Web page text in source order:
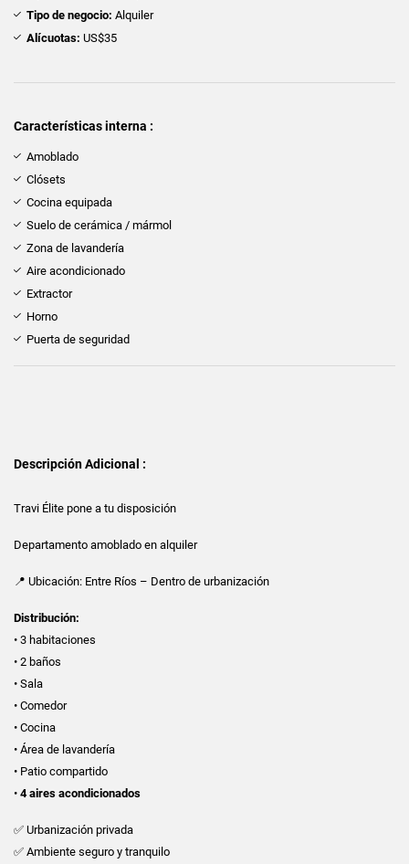
Tipo de negocio: Alquiler
Alícuotas: US$35
Características interna :
Amoblado
Clósets
Cocina equipada
Suelo de cerámica / mármol
Zona de lavandería
Aire acondicionado
Extractor
Horno
Puerta de seguridad
Descripción Adicional :
Travi Élite pone a tu disposición
Departamento amoblado en alquiler
📍 Ubicación: Entre Ríos – Dentro de urbanización
Distribución:
• 3 habitaciones
• 2 baños
• Sala
• Comedor
• Cocina
• Área de lavandería
• Patio compartido
• 4 aires acondicionados
✅ Urbanización privada
✅ Ambiente seguro y tranquilo